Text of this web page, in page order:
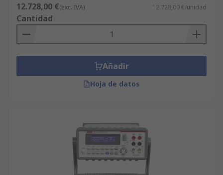
12.728,00 €(exc. IVA) 12.728,00 €/unidad
Cantidad
Añadir
Hoja de datos